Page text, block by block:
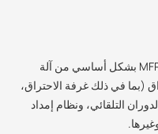
يتكون موقد الفحم المسحوق من سلسلة MFR بشكل أساسي من آلة
(بما في ذلك غرفة الاحتراق،
التلقائي، ونظام إمداد